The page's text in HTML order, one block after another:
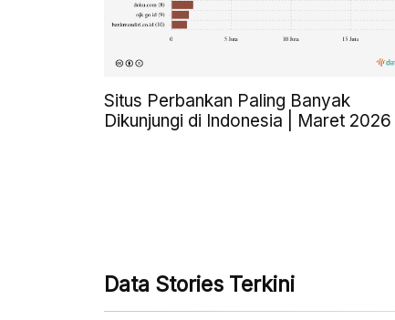
Situs Perbankan Paling Banyak
Dikunjungi di Indonesia | Maret 2026
Data Stories Terkini